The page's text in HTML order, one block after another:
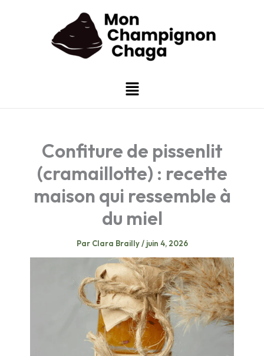
Menu
Confiture de pissenlit
(cramaillotte) : recette
maison qui ressemble à
du miel
Par Clara Brailly/ juin 4, 2026